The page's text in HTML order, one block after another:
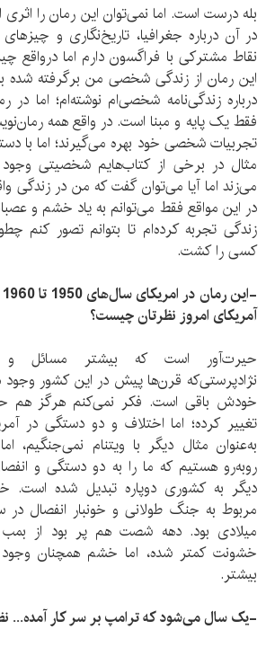
بله درست است. اما نمی‌توان این رمان را
در آن درباره جغرافیا، تاریخ‌نگاری و
نقاط مشترکی با فراگسون دارم اما درواقع
درباره زندگی‌نامه شخصی‌ام نوشته‌ام؛ اما
فقط یک پایه و مبنا است. در واقع همه
تجربیات شخصی خود بهره می‌گیرند؛ اما با
مثال در برخی از کتاب‌هایم شخصیتی
می‌زند اما آیا می‌توان گفت که من در زندگی
در این مواقع فقط می‌توانم به یاد خشم و
زندگی‌ تجربه کرده‌ام تا بتوانم تصور کنم
کسی را کشت.
آمریکای امروز نظرتان چیست؟
حیرت‌آور است که بیشتر مسائل و
نژادپرستی‌که قرن‌ها پیش در این کشور وجود
خودش باقی است. فکر نمی‌‌کنم هرگز هم
تغییر کرده؛ اما اختلاف و دو‌ دستگی در
به‌عنوان مثال دیگر با ویتنام نمی‌جنگیم،
رو‌به‌رو هستیم که ما را به دو دستگی و
دیگر به کشوری دوپاره تبدیل شده است.
میلادی بود. دهه شصت هم پر بود از
خشونت کمتر شده، اما خشم همچنان
بیشتر.
-یک سال می‌شود که ترامپ بر سر کار آمده...